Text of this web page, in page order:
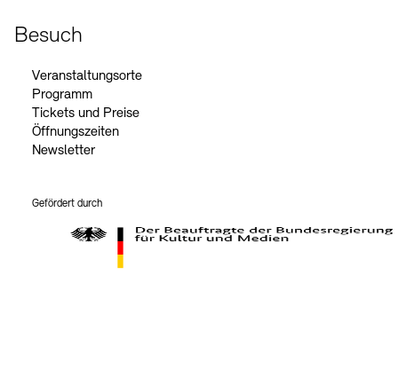
Besuch
Veranstaltungsorte
Programm
Tickets und Preise
Öffnungszeiten
Newsletter
Gefördert durch